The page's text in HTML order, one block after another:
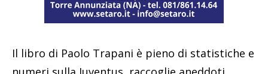
Il libro di Paolo Trapani è pieno di statistiche e